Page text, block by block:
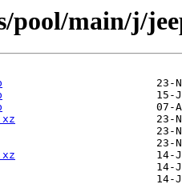
pool/main/j/